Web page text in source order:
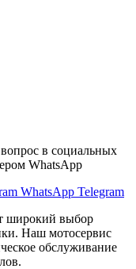
в социальных
WhatsApp
WhatsApp Telegram
широкий выбор
Наш мотосервис
обслуживание